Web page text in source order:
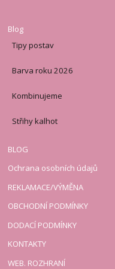
Blog
Tipy postav
Barva roku 2026
Kombinujeme
Střihy kalhot
BLOG
Ochrana osobních údajů
REKLAMACE/VÝMĚNA
OBCHODNÍ PODMÍNKY
DODACÍ PODMÍNKY
KONTAKTY
WEB. ROZHRANÍ